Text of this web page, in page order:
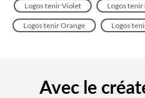
Logos tenir Violet Logos tenir
Logos tenir Orange Logos
Avec le